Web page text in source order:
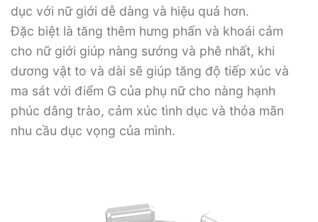
dục với nữ giới dễ dàng và hiệu quả hơn.
Đặc biệt là tăng thêm hưng phấn và khoái cảm
cho nữ giới giúp nàng sướng và phê nhất, khi
dương vật to và dài sẽ giúp tăng độ tiếp xúc và
ma sát với điểm G của phụ nữ cho nàng hạnh
phúc dâng trào, cảm xúc tình dục và thỏa mãn
nhu cầu dục vọng của mình.